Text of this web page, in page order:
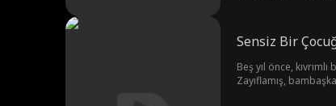
Sensiz Bir
Beş yıl önce,
Zayıflamış,